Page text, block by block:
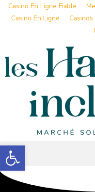
Ouvrir la barre d’outils
Casino En Ligne Fiable
Casino En Ligne
Casinos
contenu